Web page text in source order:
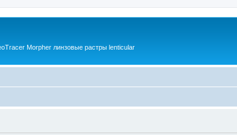
Morpher линзовые растры lenticular